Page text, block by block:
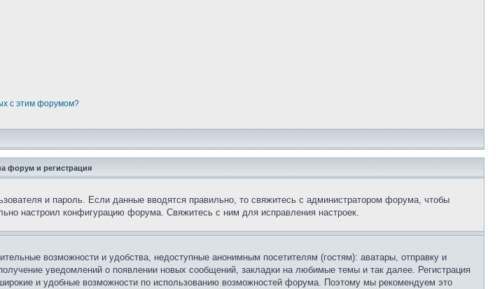
с этим форумом?
форум и регистрация
и пароль. Если данные вводятся правильно, то свяжитесь с администратором форума, чтобы
настроил конфигурацию форума. Свяжитесь с ним для исправления настроек.
возможности и удобства, недоступные анонимным посетителям (гостям): аватары, отправку и
уведомлений о появлении новых сообщений, закладки на любимые темы и так далее. Регистрация
и удобные возможности по использованию возможностей форума. Поэтому мы рекомендуем это